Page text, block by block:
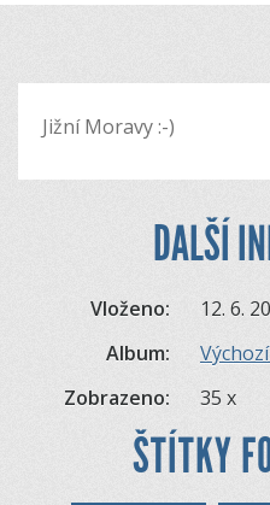
Jižní Moravy :-)
DALŠÍ
Vloženo:
12. 6.
Album:
Zobrazeno:
35 x
ŠTÍTKY